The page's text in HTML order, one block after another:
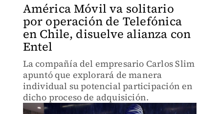
América Móvil va solitario
por operación de Telefónica
en Chile, disuelve alianza con
Entel
La compañía del empresario Carlos Slim
apuntó que explorará de manera
individual su potencial participación en
dicho proceso de adquisición.